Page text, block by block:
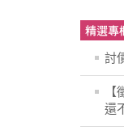
討
還